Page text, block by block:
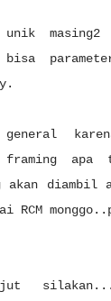
masing2
bisa
framing apa
akan diambil